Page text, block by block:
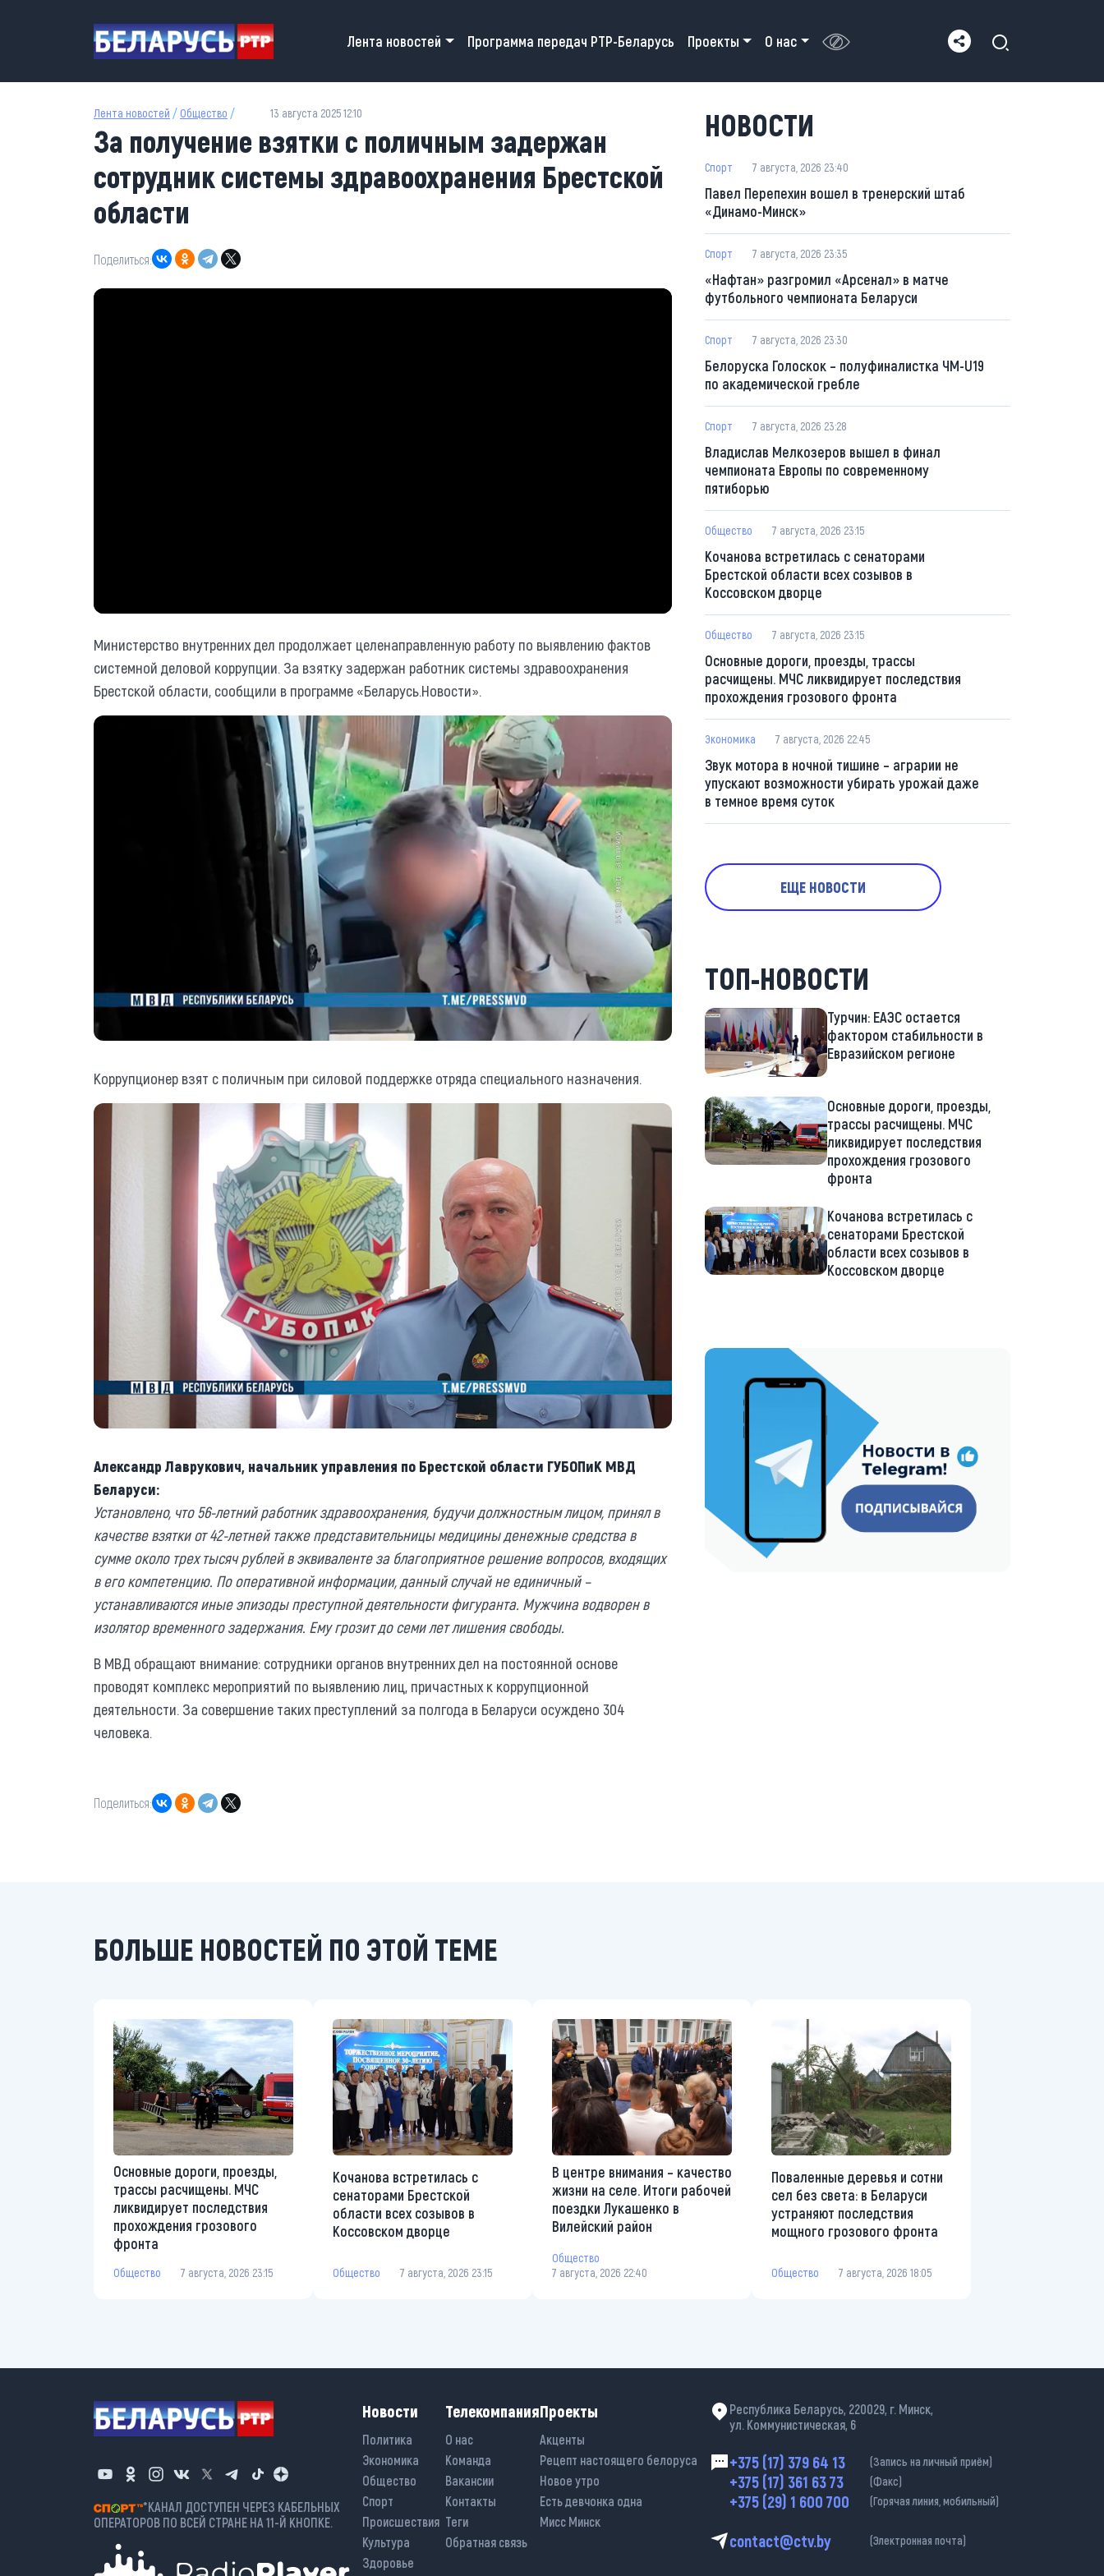
Main navigation
Лента новостей Программа передач РТР-Беларусь Проекты О нас
Лента новостей / Общество / 13 августа 2025 12:10
За получение взятки с поличным задержан
сотрудник системы здравоохранения Брестской
области
Поделиться:
Министерство внутренних дел продолжает целенаправленную работу по выявлению фактов
системной деловой коррупции. За взятку задержан работник системы здравоохранения
Брестской области, сообщили в программе «Беларусь.Новости».
Коррупционер взят с поличным при силовой поддержке отряда специального назначения.
Александр Лаврукович, начальник управления по Брестской области ГУБОПиК МВД
Беларуси:
Установлено, что 56-летний работник здравоохранения, будучи должностным лицом, принял в
качестве взятки от 42-летней также представительницы медицины денежные средства в
сумме около трех тысяч рублей в эквиваленте за благоприятное решение вопросов, входящих
в его компетенцию. По оперативной информации, данный случай не единичный –
устанавливаются иные эпизоды преступной деятельности фигуранта. Мужчина водворен в
изолятор временного задержания. Ему грозит до семи лет лишения свободы.
В МВД обращают внимание: сотрудники органов внутренних дел на постоянной основе
проводят комплекс мероприятий по выявлению лиц, причастных к коррупционной
деятельности. За совершение таких преступлений за полгода в Беларуси осуждено 304
человека.
Поделиться:
НОВОСТИ
Спорт 7 августа, 2026 23:40
Павел Перепехин вошел в тренерский штаб
«Динамо-Минск»
Спорт 7 августа, 2026 23:35
«Нафтан» разгромил «Арсенал» в матче
футбольного чемпионата Беларуси
Спорт 7 августа, 2026 23:30
Белоруска Голоскок – полуфиналистка ЧМ-U19
по академической гребле
Спорт 7 августа, 2026 23:28
Владислав Мелкозеров вышел в финал
чемпионата Европы по современному
пятиборью
Общество 7 августа, 2026 23:15
Кочанова встретилась с сенаторами
Брестской области всех созывов в
Коссовском дворце
Общество 7 августа, 2026 23:15
Основные дороги, проезды, трассы
расчищены. МЧС ликвидирует последствия
прохождения грозового фронта
Экономика 7 августа, 2026 22:45
Звук мотора в ночной тишине – аграрии не
упускают возможности убирать урожай даже
в темное время суток
ЕЩЕ НОВОСТИ
ТОП-НОВОСТИ
Турчин: ЕАЭС остается
фактором стабильности в
Евразийском регионе
Основные дороги, проезды,
трассы расчищены. МЧС
ликвидирует последствия
прохождения грозового
фронта
Кочанова встретилась с
сенаторами Брестской
области всех созывов в
Коссовском дворце
https://t.me/minskctvby
БОЛЬШЕ НОВОСТЕЙ ПО ЭТОЙ ТЕМЕ
Основные дороги, проезды,
трассы расчищены. МЧС
ликвидирует последствия
прохождения грозового
фронта
Общество 7 августа, 2026 23:15
Кочанова встретилась с
сенаторами Брестской
области всех созывов в
Коссовском дворце
Общество 7 августа, 2026 23:15
В центре внимания – качество
жизни на селе. Итоги рабочей
поездки Лукашенко в
Вилейский район
Общество
7 августа, 2026 22:40
Поваленные деревья и сотни
сел без света: в Беларуси
устраняют последствия
мощного грозового фронта
Общество 7 августа, 2026 18:05
*КАНАЛ ДОСТУПЕН ЧЕРЕЗ КАБЕЛЬНЫХ
ОПЕРАТОРОВ ПО ВСЕЙ СТРАНЕ НА 11-Й КНОПКЕ.
Новости
Политика
Экономика
Общество
Спорт
Происшествия
Культура
Здоровье
Телекомпания
О нас
Команда
Вакансии
Контакты
Теги
Обратная связь
Проекты
Акценты
Рецепт настоящего белоруса
Новое утро
Есть девчонка одна
Мисс Минск
Республика Беларусь, 220029, г. Минск,
ул. Коммунистическая, 6
+375 (17) 379 64 13 (Запись на личный приём)
+375 (17) 361 63 73 (Факс)
+375 (29) 1 600 700 (Горячая линия, мобильный)
contact@ctv.by (Электронная почта)